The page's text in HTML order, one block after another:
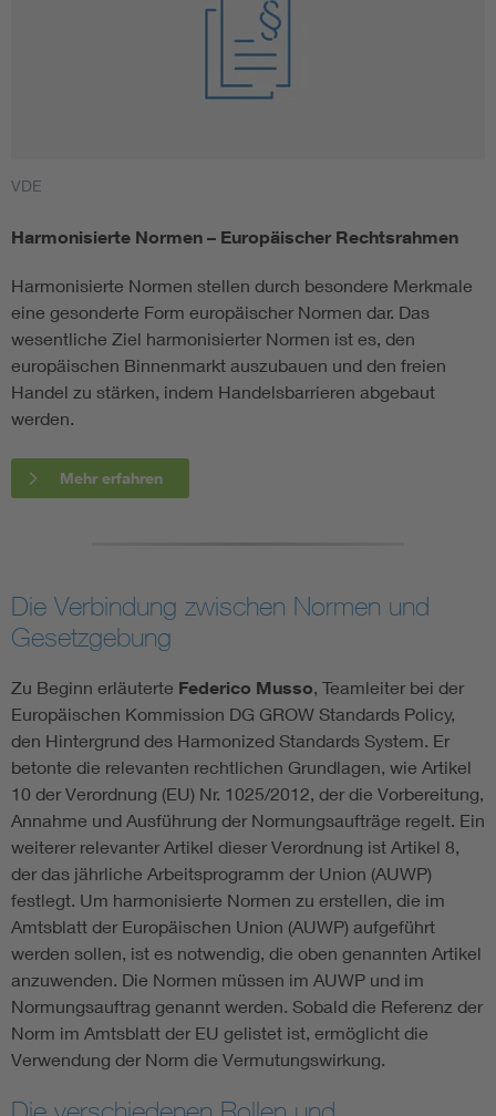
VDE
Harmonisierte Normen – Europäischer Rechtsrahmen
Harmonisierte Normen stellen durch besondere Merkmale
eine gesonderte Form europäischer Normen dar. Das
wesentliche Ziel harmonisierter Normen ist es, den
europäischen Binnenmarkt auszubauen und den freien
Handel zu stärken, indem Handelsbarrieren abgebaut
werden.
Mehr erfahren
Die Verbindung zwischen Normen und
Gesetzgebung
Zu Beginn erläuterte Federico Musso, Teamleiter bei der
Europäischen Kommission DG GROW Standards Policy,
den Hintergrund des Harmonized Standards System. Er
betonte die relevanten rechtlichen Grundlagen, wie Artikel
10 der Verordnung (EU) Nr. 1025/2012, der die Vorbereitung,
Annahme und Ausführung der Normungsaufträge regelt. Ein
weiterer relevanter Artikel dieser Verordnung ist Artikel 8,
der das jährliche Arbeitsprogramm der Union (AUWP)
festlegt. Um harmonisierte Normen zu erstellen, die im
Amtsblatt der Europäischen Union (AUWP) aufgeführt
werden sollen, ist es notwendig, die oben genannten Artikel
anzuwenden. Die Normen müssen im AUWP und im
Normungsauftrag genannt werden. Sobald die Referenz der
Norm im Amtsblatt der EU gelistet ist, ermöglicht die
Verwendung der Norm die Vermutungswirkung.